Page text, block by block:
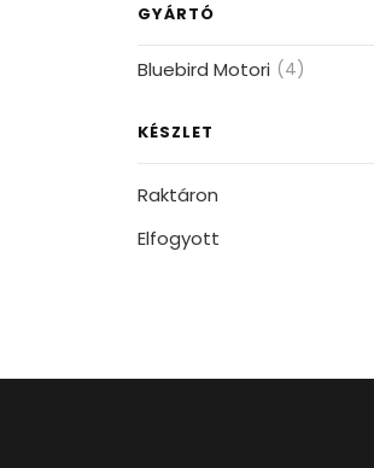
GYÁRTÓ
Bluebird Motori (4)
KÉSZLET
Raktáron
Elfogyott